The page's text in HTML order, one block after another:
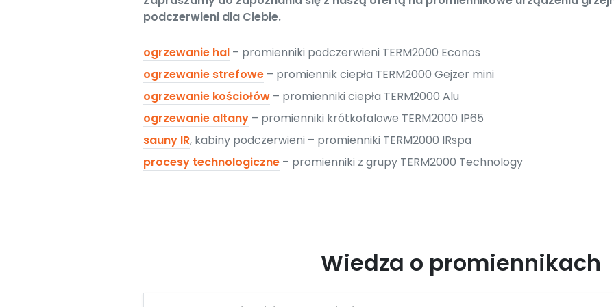
podczerwieni dla Ciebie.
ogrzewanie hal – promienniki podczerwieni TERM2000 Econos
ogrzewanie strefowe – promiennik ciepła TERM2000 Gejzer mini
ogrzewanie kościołów – promienniki ciepła TERM2000 Alu
ogrzewanie altany – promienniki krótkofalowe TERM2000 IP65
sauny IR, kabiny podczerwieni – promienniki TERM2000 IRspa
procesy technologiczne – promienniki z grupy TERM2000 Technology
Wiedza o promiennikach